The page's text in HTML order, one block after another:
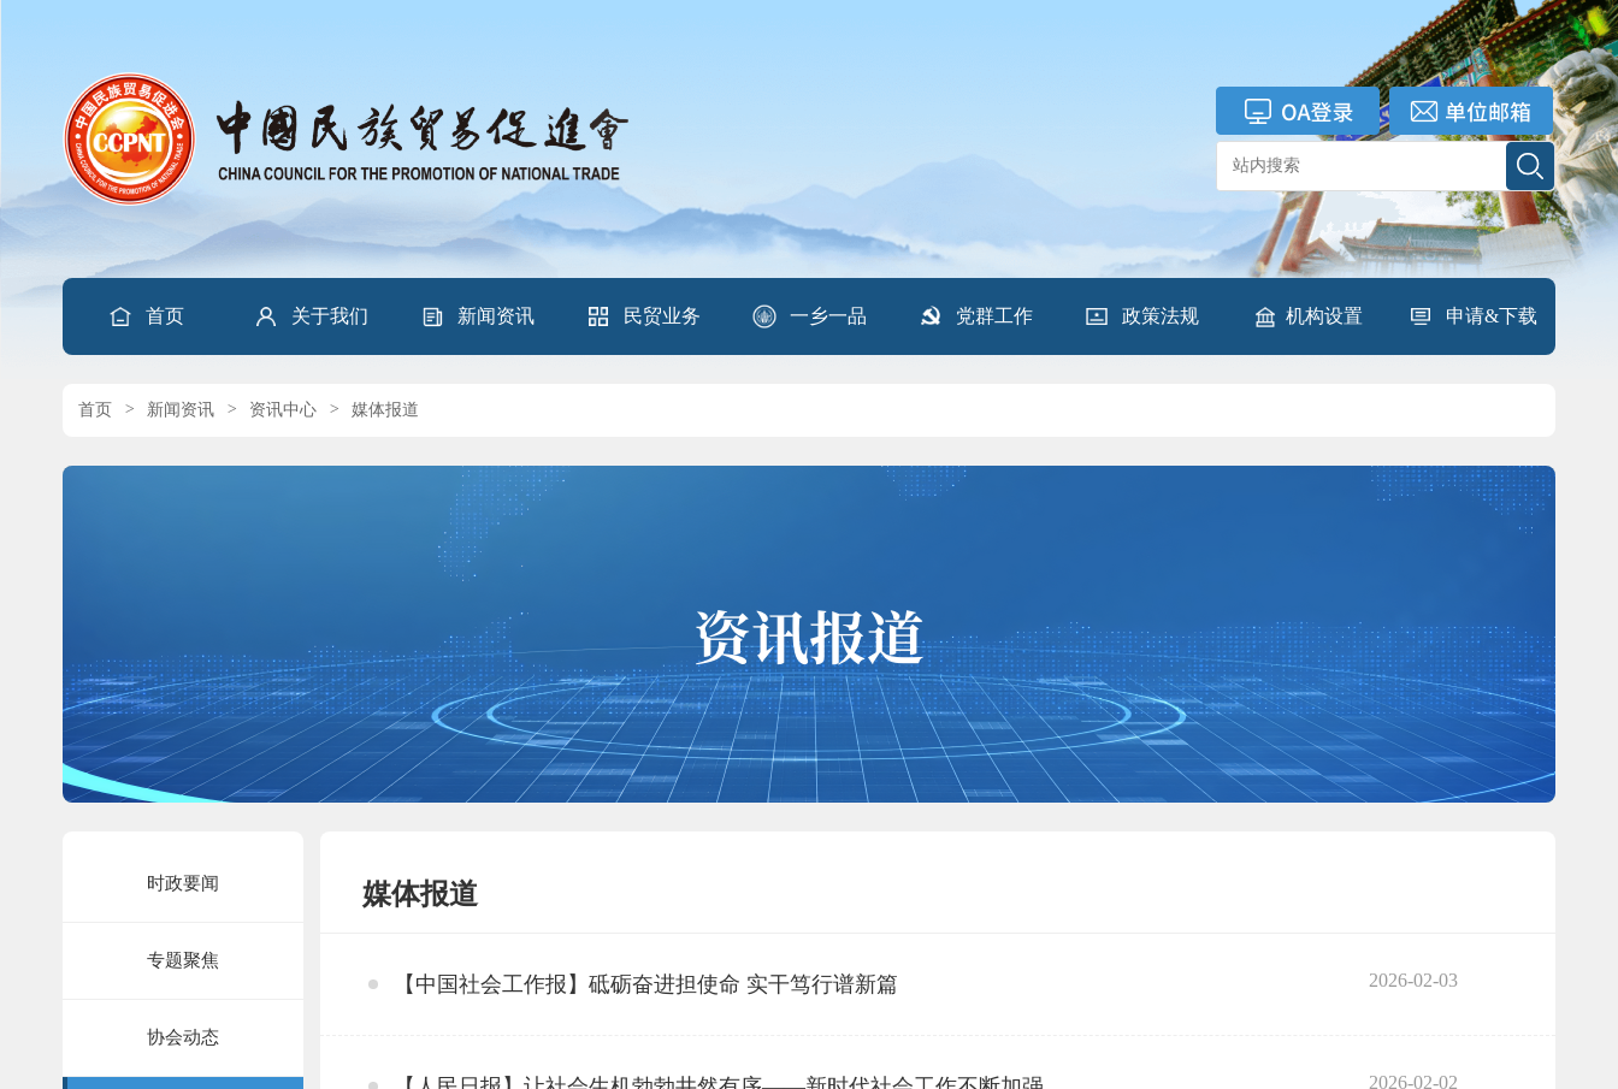
首页 关于我们 新闻资讯 民贸业务 一乡一品 党群工作 政策法规 机构设置 申请&下载
首页 > 新闻资讯 > 资讯中心 > 媒体报道
时政要闻
专题聚焦
协会动态
媒体报道
【中国社会工作报】砥砺奋进担使命 实干笃行谱新篇 2026-02-03
2026-02-02